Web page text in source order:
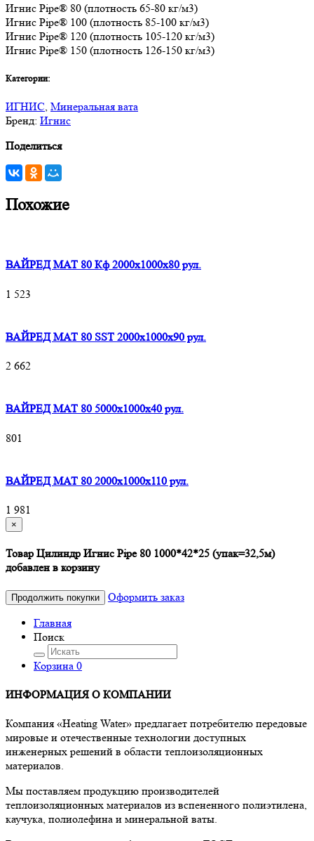
Игнис Pipe® 80 (плотность 65-80 кг/м3)
Игнис Pipe® 100 (плотность 85-100 кг/м3)
Игнис Pipe® 120 (плотность 105-120 кг/м3)
Игнис Pipe® 150 (плотность 126-150 кг/м3)
Категории:
ИГНИС, Минеральная вата
Бренд: Игнис
Поделиться
Похожие
ВАЙРЕД МАТ 80 Кф 2000x1000x80 рул.
1 523
ВАЙРЕД МАТ 80 SST 2000x1000x90 рул.
2 662
ВАЙРЕД МАТ 80 5000x1000x40 рул.
801
ВАЙРЕД МАТ 80 2000x1000x110 рул.
1 981
×
Товар Цилиндр Игнис Pipe 80 1000*42*25 (упак=32,5м)
добавлен в корзину
Продолжить покупки
Оформить заказ
Главная
Поиск
Корзина 0
ИНФОРМАЦИЯ О КОМПАНИИ
Компания «Heating Water» предлагает потребителю передовые
мировые и отечественные технологии доступных
инженерных решений в области теплоизоляционных
материалов.
Мы поставляем продукцию производителей
теплоизоляционных материалов из вспененного полиэтилена,
каучука, полиолефина и минеральной ваты.